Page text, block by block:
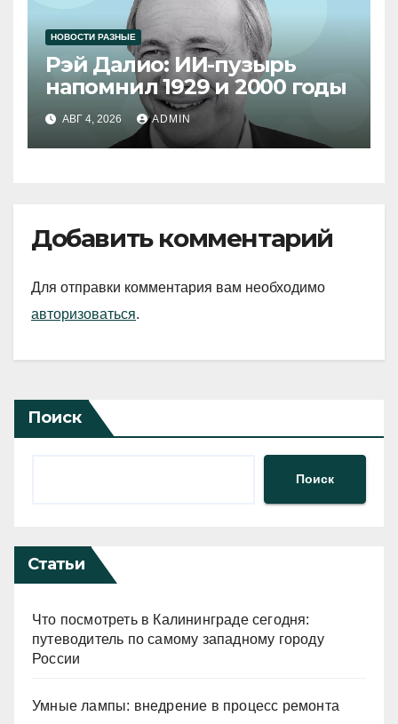
НОВОСТИ РАЗНЫЕ
Рэй Далио: ИИ-пузырь
напомнил 1929 и 2000 годы
АВГ 4, 2026 ADMIN
Добавить комментарий
Для отправки комментария вам необходимо
авторизоваться.
Поиск
Поиск
Статьи
Что посмотреть в Калининграде сегодня:
путеводитель по самому западному городу
России
Умные лампы: внедрение в процесс ремонта